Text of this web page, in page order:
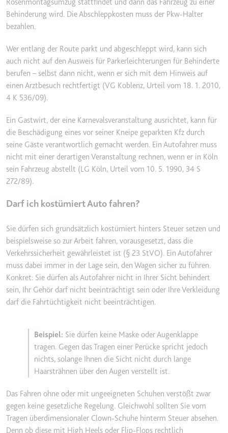
Rosenmontagsumzug stattfindet und dann das Fahrzeug zu einer
Behinderung wird. Die Abschleppkosten muss der Pkw-Halter
bezahlen.
Wer entlang der Route parkt und abgeschleppt wird, kann sich
auch nicht auf den Ausweis für Parkerleichterungen für Behinderte
berufen – selbst dann nicht, wenn er sich mit dem Hinweis auf
einen Arztbesuch rechtfertigt (VG Koblenz, Urteil vom 18. 1. 2010,
4 K 536/09).
Ein Gastwirt, der eine Karnevalsveranstaltung ausrichtet, kann für
die Beschädigung eines vor seiner Kneipe geparkten Kfz durch
seine Gäste verantwortlich gemacht werden. Ein Autofahrer muss
nicht mit einer derartigen Veranstaltung rechnen, wenn er in Köln
sein Fahrzeug abstellt (LG Köln, Urteil vom 10. 5. 1990, 34 S
272/89).
Darf ich kostümiert Auto fahren?
Sie dürfen sich grundsätzlich kostümiert hinters Steuer setzen und
beispielsweise so zur Arbeit fahren, vorausgesetzt, dass die
Verkehrssicherheit gewährleistet ist (§ 23 StVO). Ein Autofahrer
muss dabei immer in der Lage sein, den Wagen sicher zu führen.
Konkret: Sie dürfen als Autofahrer nicht in Ihrer Sicht behindert
sein, Ihr Gehör darf nicht beeinträchtigt sein oder Ihre Verkleidung
darf die Fahrtüchtigkeit nicht beeinträchtigen.
Sie dürfen keine Maske oder Augenklappe
tragen. Gegen das Tragen einer Perücke spricht jedoch
nichts, solange Ihnen die Sicht nicht durch lange
Haarsträhnen über den Augen verstellt ist.
Das Fahren ohne oder mit ungeeigneten Schuhen verstößt zwar
gegen keine gesetzliche Regelung. Gleichwohl sollten Sie vom
Tragen überdimensionaler Clown-Schuhe hinterm Steuer absehen.
Denn ob diese mit High Heels oder Flip-Flops rechtlich